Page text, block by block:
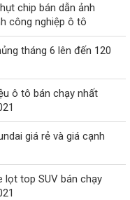
chip bán dẫn ảnh
công nghiệp ô tô
tháng 6 lên đến 120
ô tô bán chạy nhất
giá rẻ và giá cạnh
lọt top SUV bán chạy